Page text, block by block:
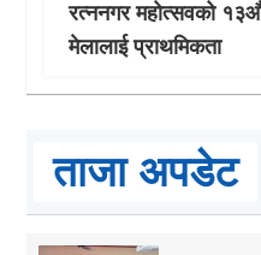
रत्ननगर महोत्सवको
मेलालाई प्राथमिकता
ताजा अपडेट